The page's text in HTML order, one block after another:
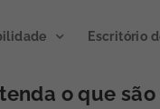
Escritório
o que são